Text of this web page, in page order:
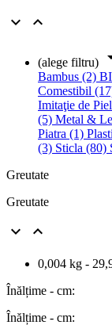
 
(alege filtru)
Bambus (2)
Comestibil
Imitaţie de
(5) Metal &
Piatra (1)
(3) Sticla (80)
Greutate
Greutate
 
0,004 kg -
Înălțime - cm:
Înălțime - cm: